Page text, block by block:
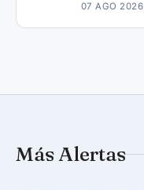
07 AGO 2026
Más Alertas